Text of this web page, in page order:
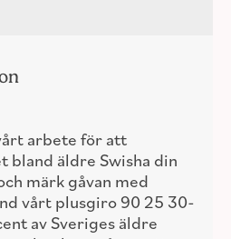
arbete för att
bland äldre Swisha din
märk gåvan med
vårt plusgiro 90 25 30-
av Sveriges äldre